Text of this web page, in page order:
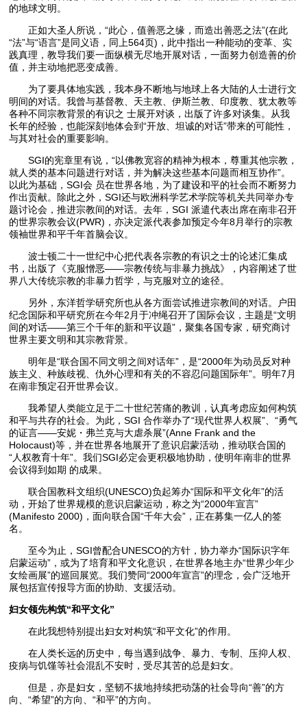
的地球文明。
正如大圣人所说，“此心，值善恶之缘，而造出善恶之法”(在此
“法”与“语言”是同义语，同上564页)，此中指出一种能动的变革、实
践真理，教导我们要一面纵横无尽地开展对话，一面努力创造善的价
值，并主动地把恶变成善。
为了要具体地实践，我本身不断地与地球上各大陆的人士进行文
明间的对话。我曾与基督教、天主教、伊斯兰教、印度教、犹太教等
各种不同宗教背景的有识之 士展开对谈，出版了许多对谈集。从我
长年的经验，也能深刻地体会到“开放、坦诚的对话”带来的可能性，
与其对社会的重要影响。
SGI的宪章里有说，“以佛教宽容的精神为根本，尊重其他宗教，
就人类的基本问题进行对话，并为解决这些基本问题而相互协作”。
以此为基础，SGI会 员在世界各地，为了建设和平的社会而不断努力
作出贡献。除此之外，SGI还与欧洲科学艺术学院等机关共同举办专
题讨论会，推进宗教间的对话。去年，SGI 派遣代表出席在南非召开
的世界宗教会议(PWR)，亦决定派代表参加预定今年8月举行的宗教
领袖世界和平千年首脑会议。
波士顿二十一世纪中心把代表各宗教的有识之士的论述汇集成
书，出版了《克服憎恶——宗教传统与非暴力挑战》，内容阐述了世
界八大传统宗教的非暴力哲学，与克服对立的途径。
另外，东洋哲学研究所也从各方面尝试推进宗教间的对话。户田
纪念国际和平研究所在今年2月于冲绳召开了国际会议，主题是“文明
间的对话——第三个千年的新和平议题”，聚集各国专家，研究商讨
世界主要文明和其宗教背景。
明年是“联合国不同文明之间对话年”，是“2000年为动员反对种
族主义、种族歧视、仇外心理和有关的不容忍问题国际年”。明年7月
在南非预定召开世界会议。
我希望人类能立足于二十世纪苦痛的教训，认真考虑应如何构筑
和平与共存的社会。为此，SGI 合作举办了“现代世界人权展”、“勇气
的证言——安妮・弗兰克与大虐杀展”(Anne Frank and the
Holocaust)等，并在世界各地展开了意识启蒙活动，推动联合国的
“人权教育十年”。我们SGI必定会更积极地协助，使明年南非的世界
会议得到如期 的成果。
联合国教科文组织(UNESCO)负起筹办“国际和平文化年”的活
动，开始了世界规模的意识启蒙运动，称之为“2000年宣言”
(Manifesto 2000)，面向联合国“千年大会”，正在募集一亿人的签
名。
至今为止，SGI曾配合UNESCO的方针，协力举办“国际识字年
启蒙运动”，或为了培育和平文化意识，在世界各地主办“世界少年少
女绘画展”的巡回展览。我们赞同“2000年宣言”的理念，会广泛地开
展包括宣传报导方面的协助、支援活动。
妇女领先构筑“和平文化”
在此我想特别提出妇女对构筑“和平文化”的作用。
在人类长远的历史中，每当遇到战争、暴力、专制、压抑人权、
疫病与饥馑等社会混乱不安时，受尽其苦的总是妇女。
但是，亦是妇女，坚韧不拔地持续把动荡的社会导向“善”的方
向、“希望”的方向、“和平”的方向。